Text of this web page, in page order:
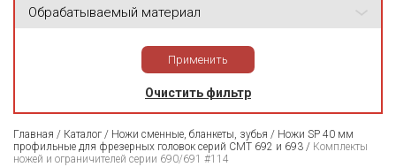
Обрабатываемый материал
Применить
Очистить фильтр
Главная / Каталог / Ножи сменные, бланкеты, зубья / Ножи SP 40 мм
профильные для фрезерных головок серий CMT 692 и 693 / Комплекты
ножей и ограничителей серии 690/691 #114